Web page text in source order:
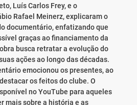
Luís Carlos Frey, e o
Rafael Meinerz, explicaram o
documentário, enfatizando que
graças ao financiamento da
busca retratar a evolução do
ações ao longo das décadas.
emocionou os presentes, ao
os feitos do clube. O
no YouTube para aqueles
mais sobre a história e as